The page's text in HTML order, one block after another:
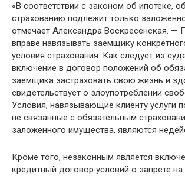
«В соответствии с законом об ипотеке,
страхованию подлежит только
отмечает Александра Воскресенская. —
вправе навязывать заемщику
условия страхования. Как следует из
включение в договор положений об
заемщика застраховать свою жизнь и
свидетельствует о злоупотреблении
Условия, навязывающие клиенту услуги
не связанные с обязательным
заложенного имущества, являются
Кроме того, незаконным является
кредитный договор условий о запрете